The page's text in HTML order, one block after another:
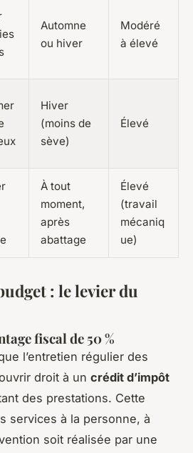
Automne
ou hiver
Modéré
à élevé
Hiver
(moins de
sève)
Élevé
À tout
moment,
après
abattage
Élevé
(travail
mécaniq
ue)
: le levier du
fiscal de 50 %
l’entretien régulier des
droit à un crédit d’impôt
des prestations. Cette
services à la personne, à
soit réalisée par une